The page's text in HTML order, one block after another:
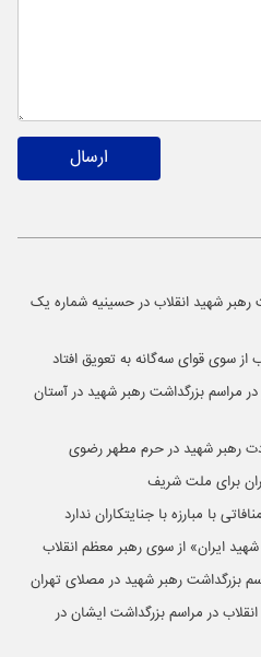
ارسال
رهبر شهید انقلاب در حسینیه شماره یک
از سوی قوای سه‌گانه به تعویق افتاد
مراسم بزرگداشت رهبر شهید در آستان
رهبر شهید در حرم مطهر رضوی
برای ملت شریف
با مبارزه با جنایتکاران ندارد
ایران» از سوی رهبر معظم انقلاب
بزرگداشت رهبر شهید در مصلای تهران
در مراسم بزرگداشت ایشان در